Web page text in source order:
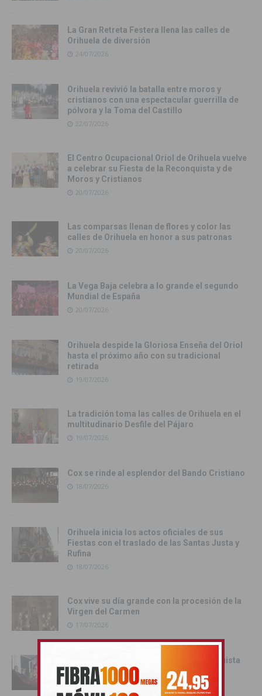
La Gran Retreta Festera llena las calles de
Orihuela de diversión
24/07/2026
Orihuela revivió la batalla entre moros y
cristianos con una espectacular guerrilla de
pólvora y la Toma del Castillo
22/07/2026
El Centro Ocupacional Oriol de Orihuela vuelve
a celebrar su Fiesta de la Reconquista y de
Moros y Cristianos
20/07/2026
Las comparsas llenan de flores y color las
calles de Orihuela en honor a sus patronas
20/07/2026
La Vega Baja celebra a lo grande el segundo
Mundial de España
20/07/2026
Orihuela despide la Gloriosa Enseña del Oriol
hasta el próximo año con su tradicional
retirada
19/07/2026
La tradición toma las calles de Orihuela en el
multitudinario Desfile del Pájaro
19/07/2026
Cox se rinde al esplendor del Bando Cristiano
18/07/2026
Orihuela inicia los actos oficiales de sus
Fiestas con el traslado de las Santas Justa y
Rufina
18/07/2026
Cox vive su día grande con la procesión de la
Virgen del Carmen
17/07/2026
Orihuela inicia sus Fiestas de la Reconquista
con la Exposición Pública de la Gloriosa
Enseña del Oriol